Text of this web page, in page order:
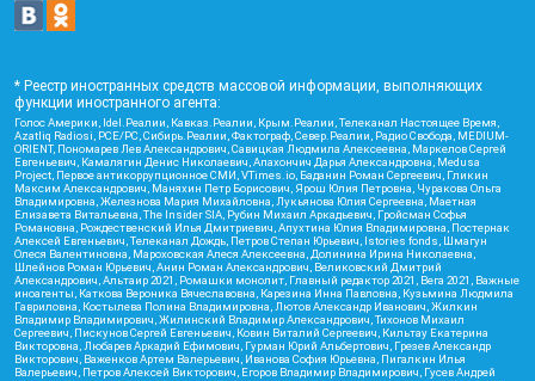
* Реестр иностранных средств массовой информации, выполняющих
функции иностранного агента:
Голос Америки, Idel.Реалии, Кавказ.Реалии, Крым.Реалии, Телеканал Настоящее Время,
Azatliq Radiosi, PCE/PC, Сибирь.Реалии, Фактограф, Север.Реалии, Радио Свобода, MEDIUM-
ORIENT, Пономарев Лев Александрович, Савицкая Людмила Алексеевна, Маркелов Сергей
Евгеньевич, Камалягин Денис Николаевич, Апахончич Дарья Александровна, Medusa
Project, Первое антикоррупционное СМИ, VTimes.io, Баданин Роман Сергеевич, Гликин
Максим Александрович, Маняхин Петр Борисович, Ярош Юлия Петровна, Чуракова Ольга
Владимировна, Железнова Мария Михайловна, Лукьянова Юлия Сергеевна, Маетная
Елизавета Витальевна, The Insider SIA, Рубин Михаил Аркадьевич, Гройсман Софья
Романовна, Рождественский Илья Дмитриевич, Апухтина Юлия Владимировна, Постернак
Алексей Евгеньевич, Телеканал Дождь, Петров Степан Юрьевич, Istories fonds, Шмагун
Олеся Валентиновна, Мароховская Алеся Алексеевна, Долинина Ирина Николаевна,
Шлейнов Роман Юрьевич, Анин Роман Александрович, Великовский Дмитрий
Александрович, Альтаир 2021, Ромашки монолит, Главный редактор 2021, Вега 2021, Важные
иноагенты, Каткова Вероника Вячеславовна, Карезина Инна Павловна, Кузьмина Людмила
Гавриловна, Костылева Полина Владимировна, Лютов Александр Иванович, Жилкин
Владимир Владимирович, Жилинский Владимир Александрович, Тихонов Михаил
Сергеевич, Пискунов Сергей Евгеньевич, Ковин Виталий Сергеевич, Кильтау Екатерина
Викторовна, Любарев Аркадий Ефимович, Гурман Юрий Альбертович, Грезев Александр
Викторович, Важенков Артем Валерьевич, Иванова София Юрьевна, Пигалкин Илья
Валерьевич, Петров Алексей Викторович, Егоров Владимир Владимирович, Гусев Андрей